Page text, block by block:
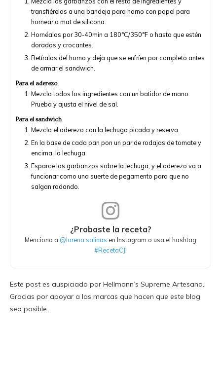
transfiérelos a una bandeja para horno con papel para
hornear o mat de silicona.
Hornéalos por 30-40min a 180°C/350°F o hasta que estén
dorados y crocantes.
Retíralos del horno y deja que se enfríen por completo antes
de armar el sandwich.
Para el aderezo
Mezcla todos los ingredientes con un batidor de mano.
Prueba y ajusta el nivel de sal.
Para el sandwich
Mezcla el aderezo con la lechuga picada y reserva.
En la base de cada pan pon un par de rodajas de tomate y
encima, la lechuga.
Esparce los garbanzos sobre la lechuga, y el aderezo va a
funcionar como una suerte de pegamento para que no
salgan rodando.
¿Probaste la receta?
Menciona a @lorena.salinas en Instagram o usa el hashtag
#RecetaCJ!
Este post es auspiciado por Hellmann’s Supreme Artesana.
Gracias por apoyar a las marcas que hacen que este blog
sea posible.